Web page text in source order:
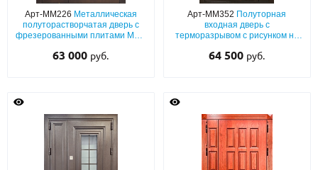
Арт-ММ226 Металлическая
полуторастворчатая дверь с
фрезерованными плитами МДФ
сторон
63 000 руб.
Арт-ММ352 Полуторная
входная дверь с
терморазрывом с рисунком на
напылением, стеклом и
64 500 руб.